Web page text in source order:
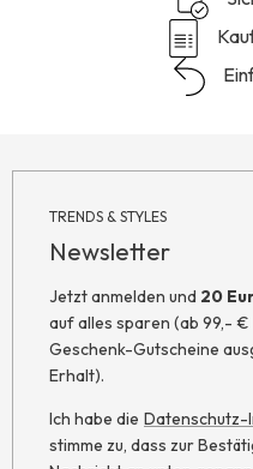
TRENDS & STYLES
Newsletter
Jetzt anmelden und 20
auf alles sparen (ab 99,-
Geschenk-Gutscheine
Erhalt).
Ich habe die
stimme zu, dass zur